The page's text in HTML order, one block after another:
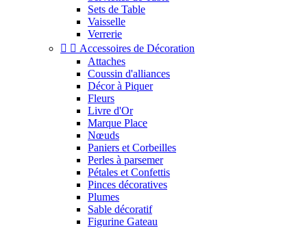
Sets de Table
Vaisselle
Verrerie
  Accessoires de Décoration
Attaches
Coussin d'alliances
Décor à Piquer
Fleurs
Livre d'Or
Marque Place
Nœuds
Paniers et Corbeilles
Perles à parsemer
Pétales et Confettis
Pinces décoratives
Plumes
Sable décoratif
Figurine Gateau